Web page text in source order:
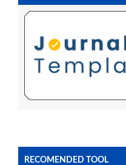
RECOMENDED TOOL